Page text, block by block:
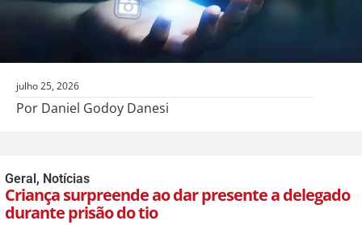
julho 25, 2026
Por Daniel Godoy Danesi
Geral , Notícias
Criança surpreende ao dar presente a delegado
durante prisão do tio